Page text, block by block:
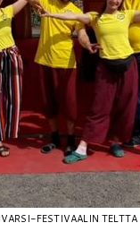
FESTIVAALIN TELTTA